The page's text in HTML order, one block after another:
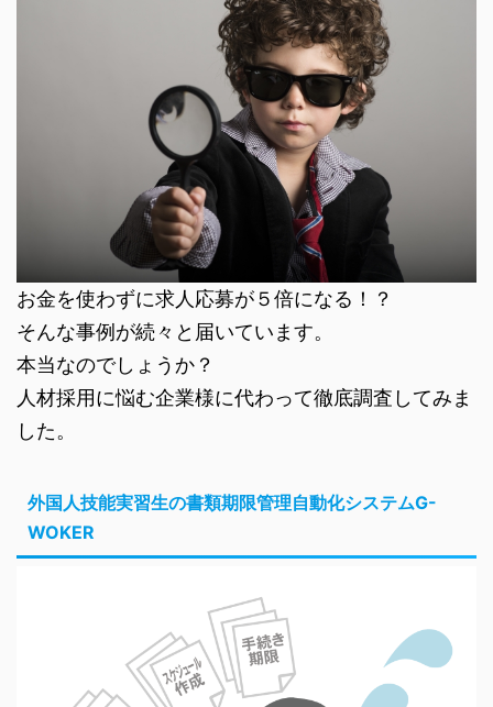
お金を使わずに求人応募が５倍になる！？
そんな事例が続々と届いています。
本当なのでしょうか？
人材採用に悩む企業様に代わって徹底調査してみま
した。
外国人技能実習生の書類期限管理自動化システムG-
WOKER